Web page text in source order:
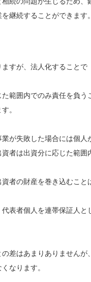
継続することができます。
すが、法人化すること
範囲内でのみ責任を負
。
が失敗した場合には個
者は出資分に応じた範囲
者の財産を巻き込むこと
表者個人を連帯保証人
差はあまりありません
なります。